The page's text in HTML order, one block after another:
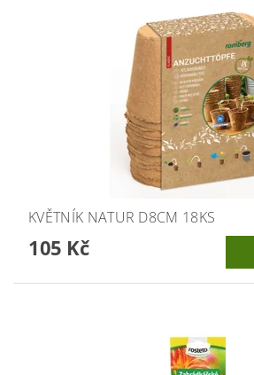
KVĚTNÍK NATUR D8CM 18KS
105 Kč